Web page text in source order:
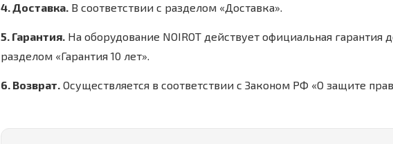
4. Доставка. В соответствии с разделом «Доставка».
5. Гарантия. На оборудование NOIROT действует официальная гарантия
разделом «Гарантия 10 лет».
6. Возврат. Осуществляется в соответствии с Законом РФ «О защите